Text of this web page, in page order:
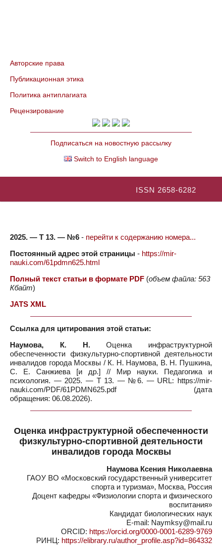
Авторские права
Публикационная этика
Политика антиплагиата
Рецензирование
Подписаться на новостную рассылку
Switch to English language
ISSN 2658-6282
2025. — Т 13. — №6 - перейти к содержанию номера...
Постоянный адрес этой страницы - https://mir-
nauki.com/61pdmn625.html
Полный текст статьи в формате PDF (объем файла: 563
Кбайт)
JATS XML
Ссылка для цитирования этой статьи:
Наумова, К. Н.Оценка инфраструктурной
обеспеченности физкультурно-спортивной деятельности
инвалидов города Москвы / К. Н. Наумова, В. Н. Пушкина,
С. Е. Санжиева [и др.] // Мир науки. Педагогика и
психология. — 2025. — Т 13. — №6. — URL: https://mir-
nauki.com/PDF/61PDMN625.pdf (дата
обращения: 06.08.2026).
Оценка инфраструктурной обеспеченности
физкультурно-спортивной деятельности
инвалидов города Москвы
Наумова Ксения Николаевна
ГАОУ ВО «Московский государственный университет
спорта и туризма», Москва, Россия
Доцент кафедры «Физиологии спорта и физического
воспитания»
Кандидат биологических наук
E-mail: Naymksy@mail.ru
ORCID: https://orcid.org/0000-0001-6289-9769
РИНЦ: https://elibrary.ru/author_profile.asp?id=864332